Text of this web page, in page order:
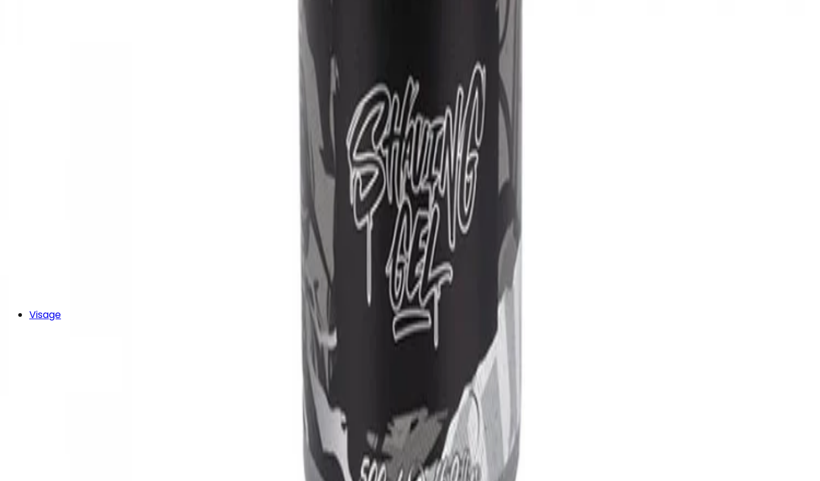
Visage